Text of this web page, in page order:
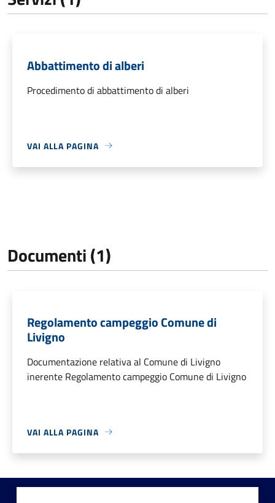
Abbattimento di alberi
Procedimento di abbattimento di alberi
VAI ALLA PAGINA
Documenti (1)
Regolamento campeggio Comune di
Livigno
Documentazione relativa al Comune di Livigno
inerente Regolamento campeggio Comune di Livigno
VAI ALLA PAGINA